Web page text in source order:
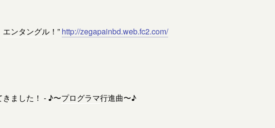
エンタングル ！” http://zegapainbd.web.fc2.com/
ました！ - ♪〜プログラマ行進曲〜♪